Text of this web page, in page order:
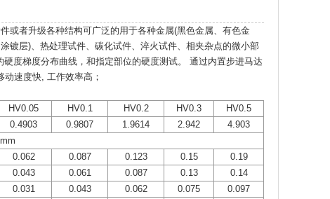
或者升级各种结构可广泛的用于各种金属(黑色金属、有色金
镀层)、热处理试件、碳化试件、淬火试件、相夹杂点的微小部
度梯度分布曲线，和指定部位的硬度测试。 通过内置步进马达
速度快, 工作效率高；
HV0.05 HV0.1 HV0.2 HV0.3
HV0.5
0.4903 0.9807 1.9614 2.942
4.903
0.062 0.087 0.123 0.15
0.19
0.043 0.061 0.087 0.13
0.14
0.031 0.043 0.062 0.075
0.097